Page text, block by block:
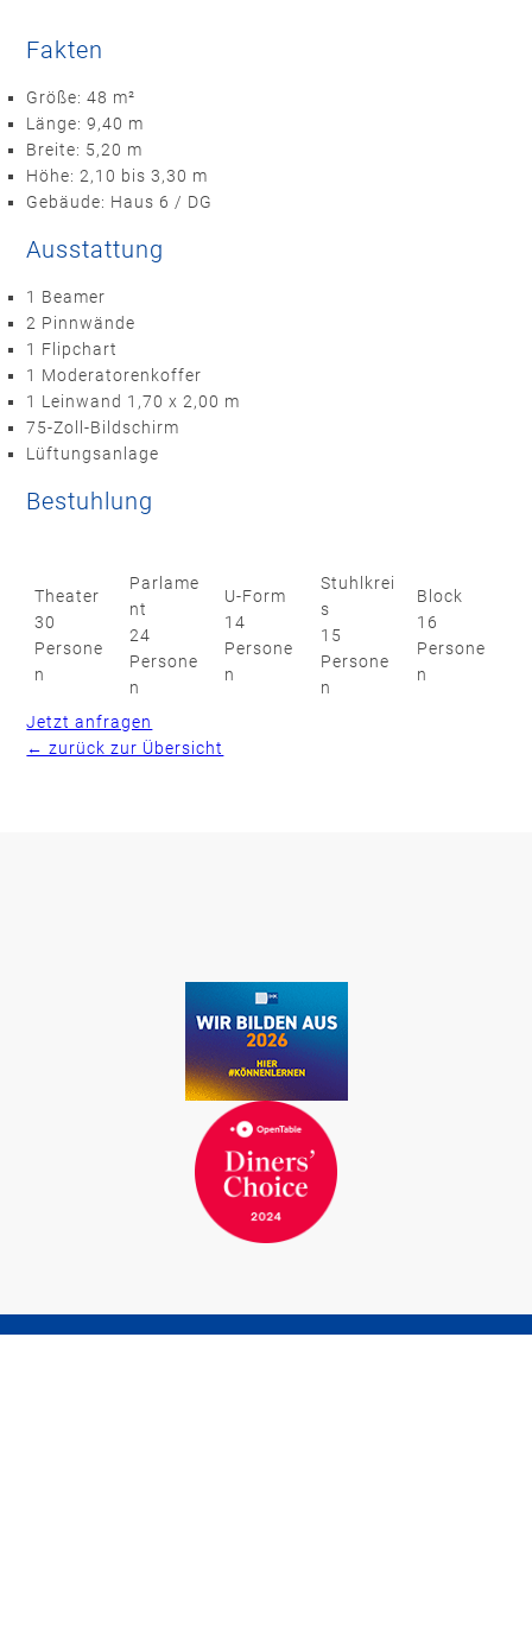
Fakten
Größe: 48 m²
Länge: 9,40 m
Breite: 5,20 m
Höhe: 2,10 bis 3,30 m
Gebäude: Haus 6 / DG
Ausstattung
1 Beamer
2 Pinnwände
1 Flipchart
1 Moderatorenkoffer
1 Leinwand 1,70 x 2,00 m
75-Zoll-Bildschirm
Lüftungsanlage
Bestuhlung
Theater
30
Persone
n
Parlame
nt
24
Persone
n
U-Form
14
Persone
n
Stuhlkrei
s
15
Persone
n
Block
16
Persone
n
Jetzt anfragen
← zurück zur Übersicht